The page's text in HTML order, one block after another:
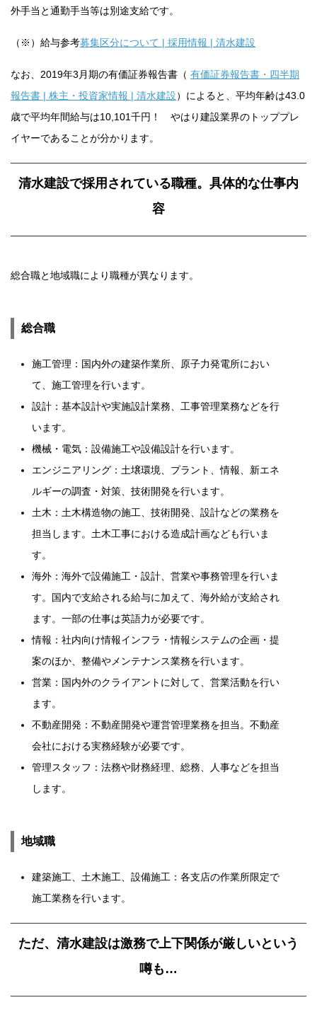
外手当と通勤手当等は別途支給です。
（※）給与参考募集区分について | 採用情報 | 清水建設
なお、2019年3月期の有価証券報告書（ 有価証券報告書・四半期
報告書 | 株主・投資家情報 | 清水建設）によると、平均年齢は43.0
歳で平均年間給与は10,101千円！ やはり建設業界のトッププレ
イヤーであることが分かります。
清水建設で採用されている職種。具体的な仕事内
容
総合職と地域職により職種が異なります。
総合職
施工管理：国内外の建築作業所、原子力発電所におい
て、施工管理を行います。
設計：基本設計や実施設計業務、工事管理業務などを行
います。
機械・電気：設備施工や設備設計を行います。
エンジニアリング：土壌環境、プラント、情報、新エネ
ルギーの調査・対策、技術開発を行います。
土木：土木構造物の施工、技術開発、設計などの業務を
担当します。土木工事における造成計画なども行いま
す。
海外：海外で設備施工・設計、営業や事務管理を行いま
す。国内で支給される給与に加えて、海外給が支給され
ます。一部の仕事は英語力が必要です。
情報：社内向け情報インフラ・情報システムの企画・提
案のほか、整備やメンテナンス業務を行います。
営業：国内外のクライアントに対して、営業活動を行い
ます。
不動産開発：不動産開発や運営管理業務を担当。不動産
会社における実務経験が必要です。
管理スタッフ：法務や財務経理、総務、人事などを担当
します。
地域職
建築施工、土木施工、設備施工：各支店の作業所限定で
施工業務を行います。
ただ、清水建設は激務で上下関係が厳しいという
噂も…